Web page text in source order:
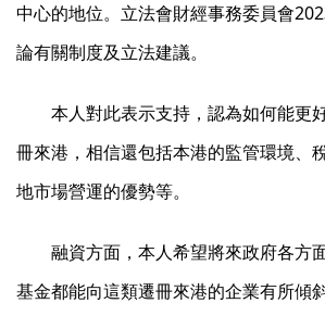
中心的地位。立法會財經事務委員會
論有關制度及立法建議。
本人對此表示支持，認為如何能更
冊來港，相信還包括本港的監管環境、
地市場營運的優勢等。
融資方面，本人希望將來政府各方
基金都能向這類遷冊來港的企業有所傾